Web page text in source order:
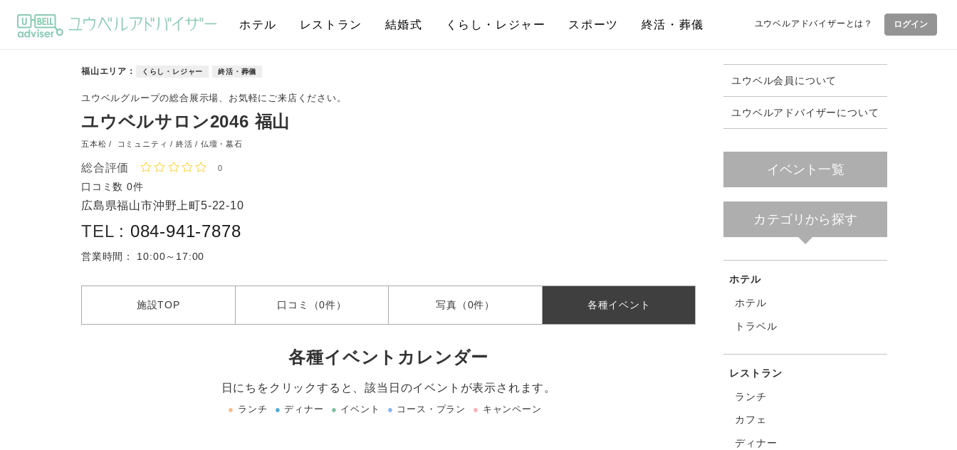
ホテル レストラン 結婚式 くらし・レジャー スポーツ 終活・葬儀 ユウベルアドバイザーとは？ ログイン
福山エリア くらし・レジャー 終活・葬儀
ユウベルグループの総合展示場、お気軽にご来店ください。
ユウベルサロン2046 福山
五本松 / コミュニティ / 終活 / 仏壇・墓石
総合評価 0
口コミ数 0件
広島県福山市沖野上町5-22-10
TEL : 084-941-7878
営業時間： 10:00～17:00
施設TOP 口コミ （0件） 写真 （0件） 各種イベント
各種イベントカレンダー
日にちをクリックすると、該当日のイベントが表示されます。
● ランチ ● ディナー ● イベント ● コース・プラン ● キャンペーン
ユウベル会員について
ユウベルアドバイザーについて
イベント一覧
カテゴリから探す
ホテル
ホテル
トラベル
レストラン
ランチ
カフェ
ディナー